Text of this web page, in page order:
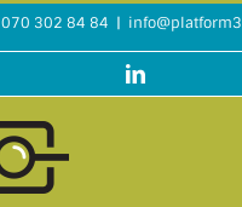
070 302 84 84 |
LinkedIn